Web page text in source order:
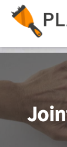
content